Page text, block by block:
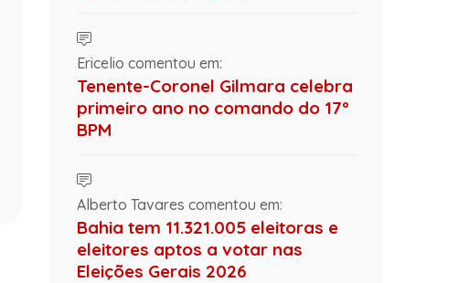
Ericelio comentou em:
Tenente-Coronel Gilmara celebra
primeiro ano no comando do 17º
BPM
Alberto Tavares comentou em:
Bahia tem 11.321.005 eleitoras e
eleitores aptos a votar nas
Eleições Gerais 2026